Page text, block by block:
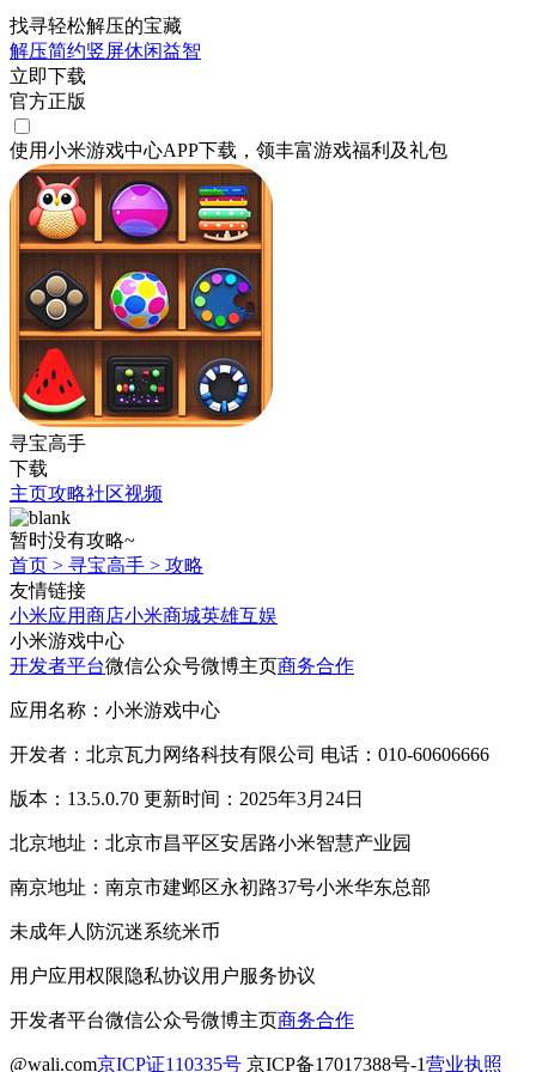
找寻轻松解压的宝藏
解压简约竖屏休闲益智
立即下载
官方正版
使用小米游戏中心APP下载 ，领丰富游戏福利 及礼包
寻宝高手
下载
主页攻略社区视频
暂时没有攻略~
首页 > 寻宝高手 > 攻略
友情链接
小米应用商店小米商城英雄互娱
小米游戏中心
开发者平台微信公众号微博主页商务合作
应用名称：小米游戏中心
开发者：北京瓦力网络科技有限公司 电话：010-60606666
版本：13.5.0.70 更新时间：2025年3月24日
北京地址：北京市昌平区安居路小米智慧产业园
南京地址：南京市建邺区永初路37号小米华东总部
未成年人防沉迷系统米币
用户应用权限隐私协议用户服务协议
开发者平台微信公众号微博主页商务合作
@wali.com京ICP证110335号 京ICP备17017388号-1营业执照